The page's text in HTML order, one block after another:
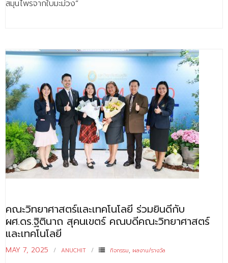
- - ความมั่นคงปลอดภัยไซเบอร์
- - วิทยาศาสตร์ทั่วไป
- เทคโนโลยีบัณฑิต
- - เทคโนโลยีสารสนเทศ
ศูนย์บริการ
- ศูนย์เครื่องมือปฏิบัติการวิทยาศาสตร์
- ศูนย์สิ่งแวดล้อม
สหกิจศึกษา
ข่าว
- ข่าวประชาสัมพันธ์
สมุนไพรจากใบมะม่วง”
คณะวิทยาศาสตร์และเทคโนโลยี ร่วมยินดีกับ
ผศ.ดร.ฐิตินาถ สุคนเขตร์ คณบดีคณะวิทยาศาสตร์
และเทคโนโลยี
MAY 7, 2025 ANUCHIT กิจกรรม, ผลงาน/รางวัล